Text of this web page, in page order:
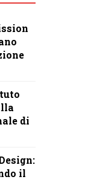
di
il